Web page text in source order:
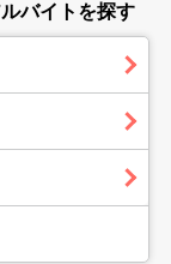
バイトを探す